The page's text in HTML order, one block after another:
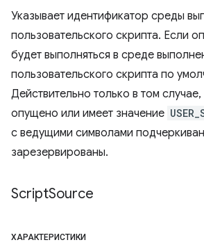
Указывает идентификатор среды
пользовательского скрипта. Если
будет выполняться в среде
пользовательского скрипта по
Действительно только в том случае,
опущено или имеет значение
с ведущими символами
зарезервированы.
ScriptSource
ХАРАКТЕРИСТИКИ